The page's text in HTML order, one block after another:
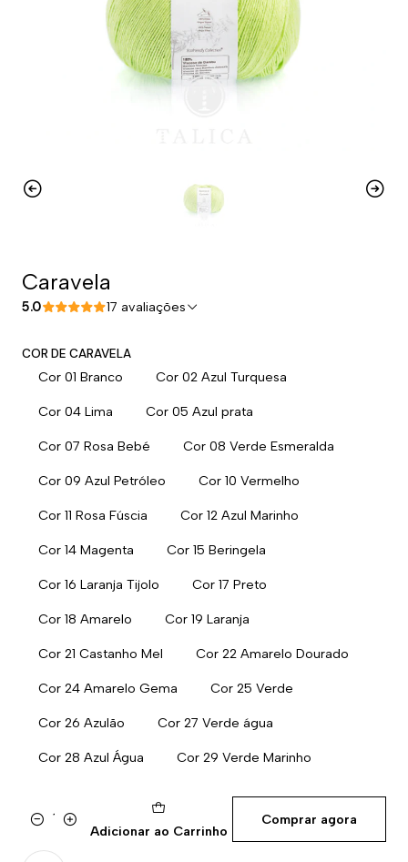
Caravela
5.0 17 avaliações
COR DE CARAVELA
Cor 01 Branco Cor 02 Azul Turquesa
Cor 04 Lima Cor 05 Azul prata
Cor 07 Rosa Bebé Cor 08 Verde Esmeralda
Cor 09 Azul Petróleo Cor 10 Vermelho
Cor 11 Rosa Fúscia Cor 12 Azul Marinho
Cor 14 Magenta Cor 15 Beringela
Cor 16 Laranja Tijolo Cor 17 Preto
Cor 18 Amarelo Cor 19 Laranja
Cor 21 Castanho Mel Cor 22 Amarelo Dourado
Cor 24 Amarelo Gema Cor 25 Verde
Cor 26 Azulão Cor 27 Verde água
Cor 28 Azul Água Cor 29 Verde Marinho
QuantidadeAdicionar ao Carrinho
Comprar agora